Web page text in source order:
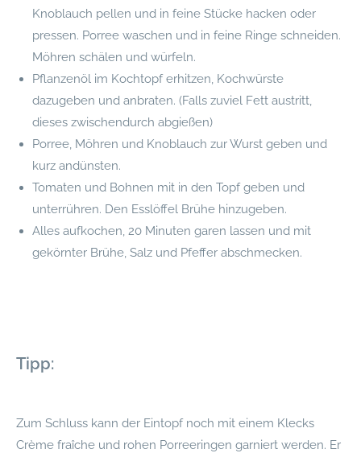
Knoblauch pellen und in feine Stücke hacken oder
pressen. Porree waschen und in feine Ringe schneiden.
Möhren schälen und würfeln.
Pflanzenöl im Kochtopf erhitzen, Kochwürste
dazugeben und anbraten. (Falls zuviel Fett austritt,
dieses zwischendurch abgießen)
Porree, Möhren und Knoblauch zur Wurst geben und
kurz andünsten.
Tomaten und Bohnen mit in den Topf geben und
unterrühren. Den Esslöffel Brühe hinzugeben.
Alles aufkochen, 20 Minuten garen lassen und mit
gekörnter Brühe, Salz und Pfeffer abschmecken.
Tipp:
Zum Schluss kann der Eintopf noch mit einem Klecks
Crème fraîche und rohen Porreeringen garniert werden. Er